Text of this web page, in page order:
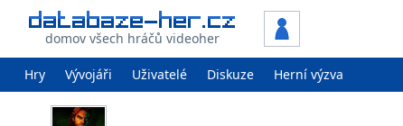
domov všech hráčů videoher
Hry Vývojáři Uživatelé Diskuze Herní výzva